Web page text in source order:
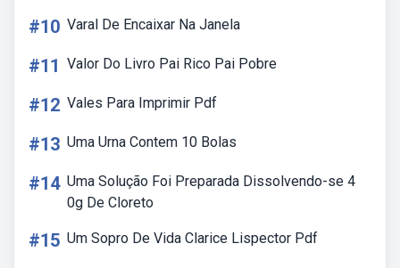
#10 Varal De Encaixar Na Janela
#11 Valor Do Livro Pai Rico Pai Pobre
#12 Vales Para Imprimir Pdf
#13 Uma Urna Contem 10 Bolas
#14 Uma Solução Foi Preparada Dissolvendo-se 4
0g De Cloreto
#15 Um Sopro De Vida Clarice Lispector Pdf